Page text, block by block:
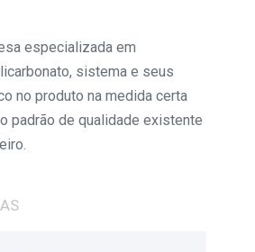
especializada em
sistema e seus
no produto na medida certa
padrão de qualidade existente